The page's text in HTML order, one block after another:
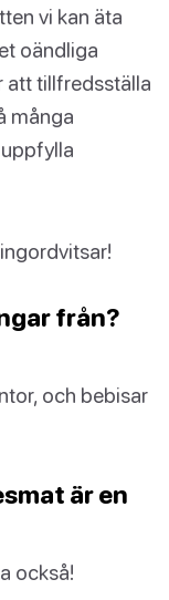
vi kan äta
oändliga
att tillfredsställa
många
från?
och bebisar
är en
också!